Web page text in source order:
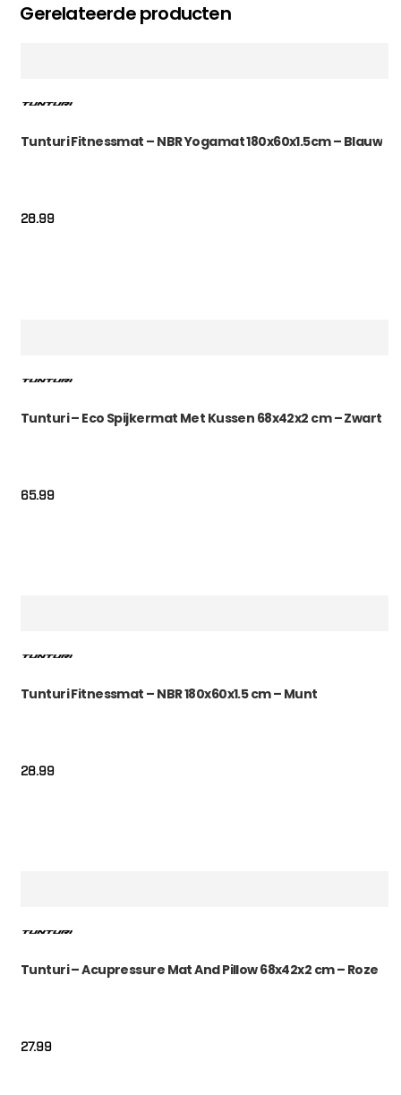
Gerelateerde producten
Tunturi Fitnessmat – NBR Yogamat 180x60x1.5cm – Blauw
28.99
Tunturi – Eco Spijkermat Met Kussen 68x42x2 cm – Zwart
65.99
Tunturi Fitnessmat – NBR 180x60x1.5 cm – Munt
28.99
Tunturi – Acupressure Mat And Pillow 68x42x2 cm – Roze
27.99